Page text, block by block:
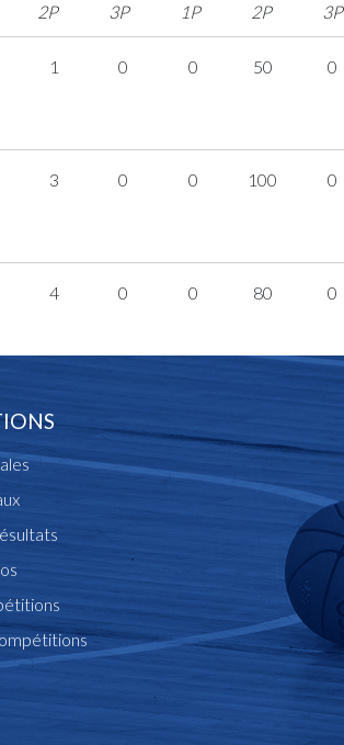
2P 3P
1P
2P 3P
1 0 0 50 0
3 0 0 100 0
4 0 0 80 0